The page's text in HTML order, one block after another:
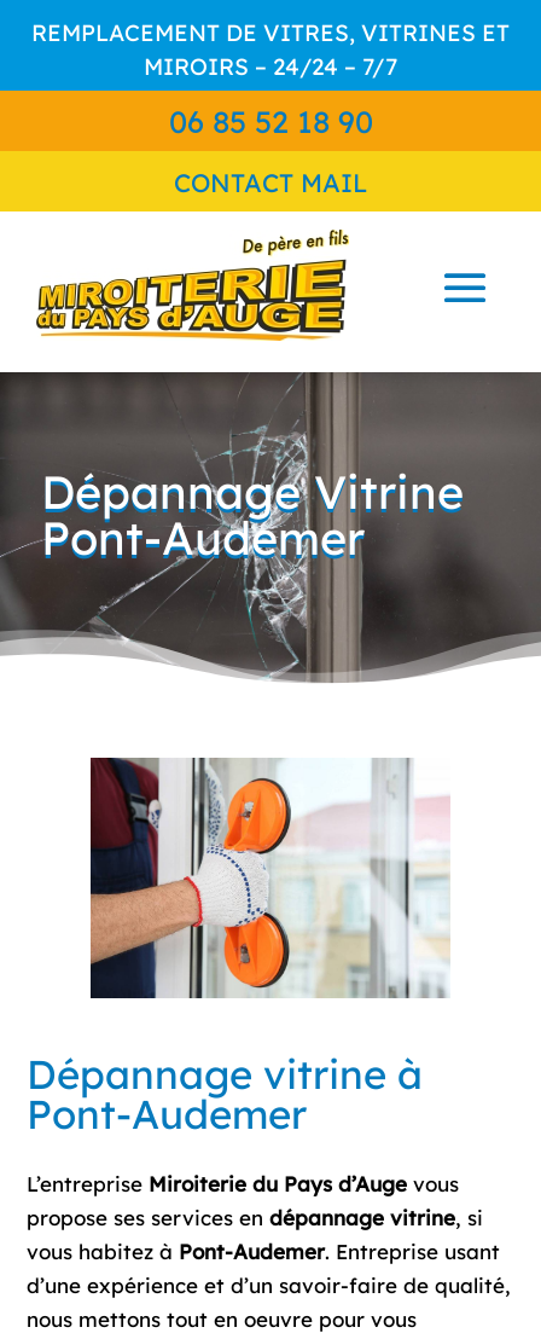
REMPLACEMENT DE VITRES, VITRINES ET
MIROIRS – 24/24 – 7/7
06 85 52 18 90
CONTACT MAIL
Dépannage Vitrine
Pont-Audemer
Dépannage vitrine à
Pont-Audemer
L’entreprise Miroiterie du Pays d’Auge vous
propose ses services endépannage vitrine, si
vous habitez à Pont-Audemer. Entreprise usant
d’une expérience et d’un savoir-faire de qualité,
nous mettons tout en oeuvre pour vous